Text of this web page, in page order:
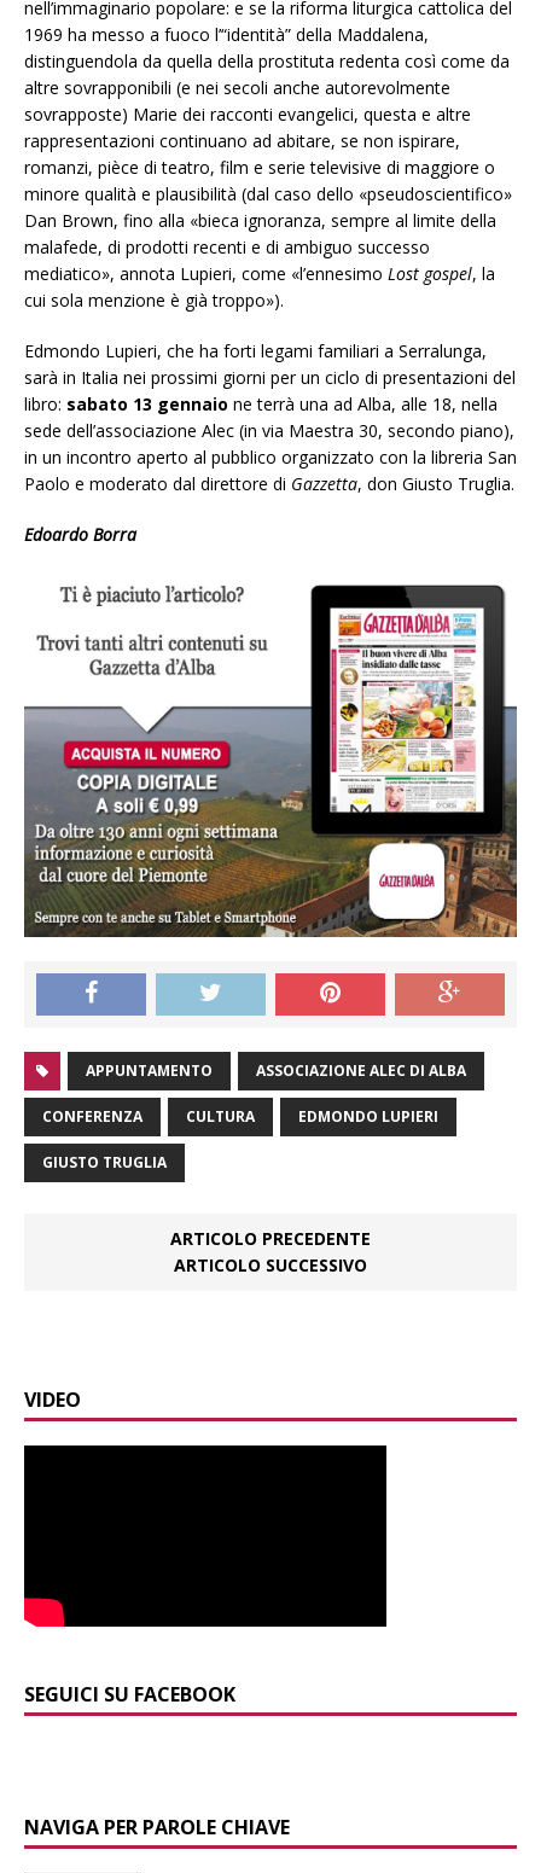
nell’immaginario popolare: e se la riforma liturgica cattolica del
1969 ha messo a fuoco l’“identità” della Maddalena,
distinguendola da quella della prostituta redenta così come da
altre sovrapponibili (e nei secoli anche autorevolmente
sovrapposte) Marie dei racconti evangelici, questa e altre
rappresentazioni continuano ad abitare, se non ispirare,
romanzi, pièce di teatro, film e serie televisive di maggiore o
minore qualità e plausibilità (dal caso dello «pseudoscientifico»
Dan Brown, fino alla «bieca ignoranza, sempre al limite della
malafede, di prodotti recenti e di ambiguo successo
mediatico», annota Lupieri, come «l’ennesimo Lost gospel, la
cui sola menzione è già troppo»).
Edmondo Lupieri, che ha forti legami familiari a Serralunga,
sarà in Italia nei prossimi giorni per un ciclo di presentazioni del
libro: sabato 13 gennaio ne terrà una ad Alba, alle 18, nella
sede dell’associazione Alec (in via Maestra 30, secondo piano),
in un incontro aperto al pubblico organizzato con la libreria San
Paolo e moderato dal direttore di Gazzetta, don Giusto Truglia.
Edoardo Borra
APPUNTAMENTO ASSOCIAZIONE ALEC DI ALBA
CONFERENZA CULTURA EDMONDO LUPIERI
GIUSTO TRUGLIA
ARTICOLO PRECEDENTE
ARTICOLO SUCCESSIVO
VIDEO
SEGUICI SU FACEBOOK
NAVIGA PER PAROLE CHIAVE